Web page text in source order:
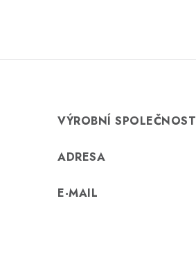
VÝROBNÍ SPOLEČNOST
ADRESA
E-MAIL